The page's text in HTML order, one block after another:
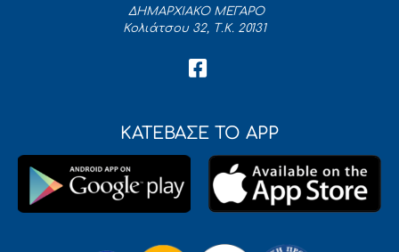
ΔΗΜΑΡΧΙΑΚΟ ΜΕΓΑΡΟ
Κολιάτσου 32, Τ.Κ. 20131
ΚΑΤΕΒΑΣΕ ΤΟ APP